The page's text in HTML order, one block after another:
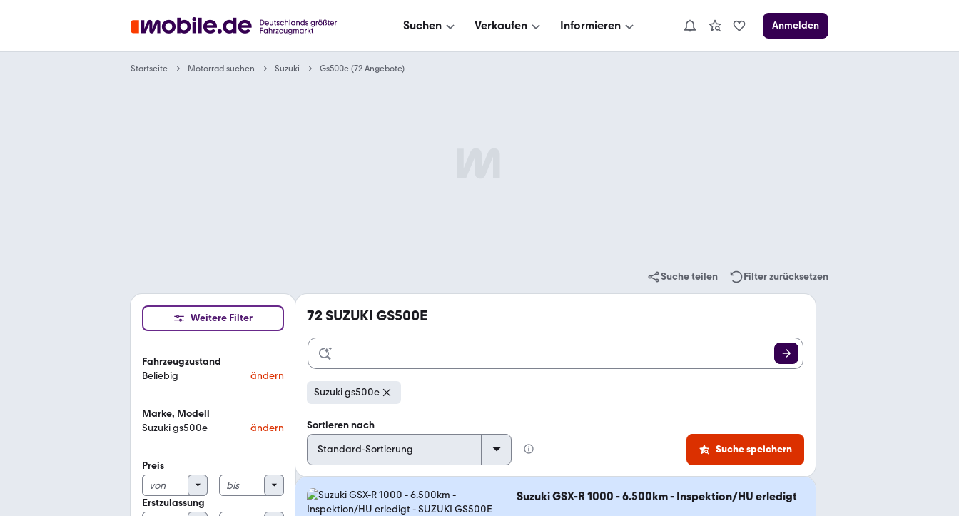
Suchen Verkaufen Informieren Anmelden
Startseite Motorrad suchen Suzuki Gs500e (72 Angebote)
Suche teilen Filter zurücksetzen
Weitere Filter
Fahrzeugzustand
Beliebig
ändern
Marke, Modell
Suzuki gs500e
ändern
Preis
Erstzulassung
72 SUZUKI GS500E
Suzuki gs500e
Sortieren nach
Suche speichern
Suzuki GSX-R 1000 - 6.500km - Inspektion/HU erledigt